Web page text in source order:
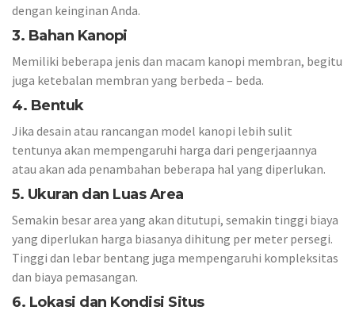
dengan keinginan Anda.
3. Bahan Kanopi
Memiliki beberapa jenis dan macam kanopi membran, begitu
juga ketebalan membran yang berbeda – beda.
4. Bentuk
Jika desain atau rancangan model kanopi lebih sulit
tentunya akan mempengaruhi harga dari pengerjaannya
atau akan ada penambahan beberapa hal yang diperlukan.
5. Ukuran dan Luas Area
Semakin besar area yang akan ditutupi, semakin tinggi biaya
yang diperlukan harga biasanya dihitung per meter persegi.
Tinggi dan lebar bentang juga mempengaruhi kompleksitas
dan biaya pemasangan.
6. Lokasi dan Kondisi Situs